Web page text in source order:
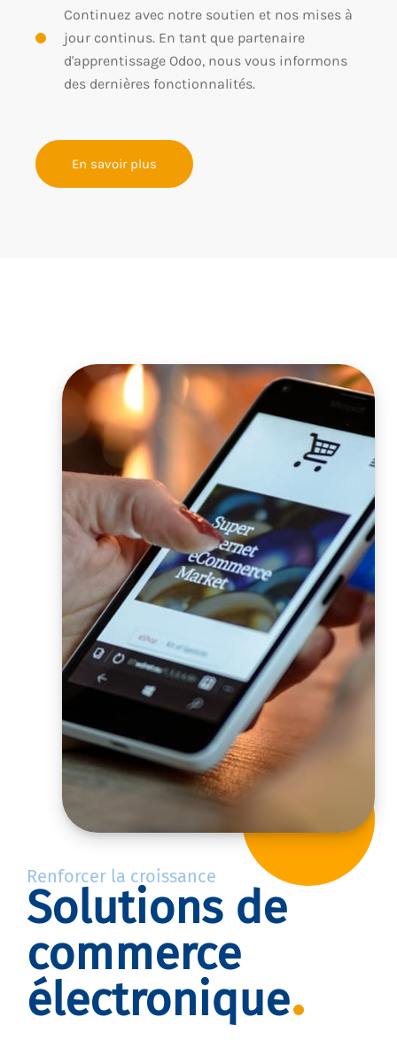
Continuez avec notre soutien et nos mises à
jour continus. En tant que partenaire
d'apprentissage Odoo, nous vous informons
des dernières fonctionnalités.
En savoir plus
Renforcer la croissance
Solutions de
commerce
électronique